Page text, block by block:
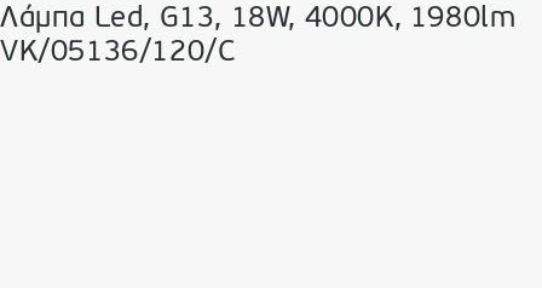
Λάμπα Led, G13, 18W, 4000K, 1980lm
VK/05136/120/C